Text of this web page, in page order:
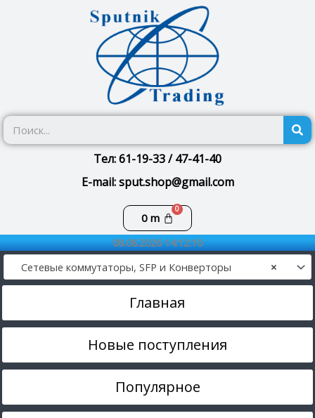
Тел: 61-19-33 / 47-41-40
E-mail: sput.shop@gmail.com
0m
Корзина
08.08.2026 14:12:10
×
Сетевые коммутаторы, SFP и Конверторы
Главная
Новые поступления
Популярное